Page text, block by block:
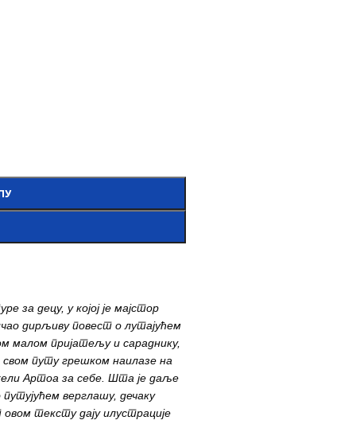
за децу, у којој је мајстор
дирљиву повест о лутајућем
малом пријатељу и сараднику,
путу грешком наилазе на
Артоа за себе. Шта је даље
верглашу, дечаку
тексту дају илустрације